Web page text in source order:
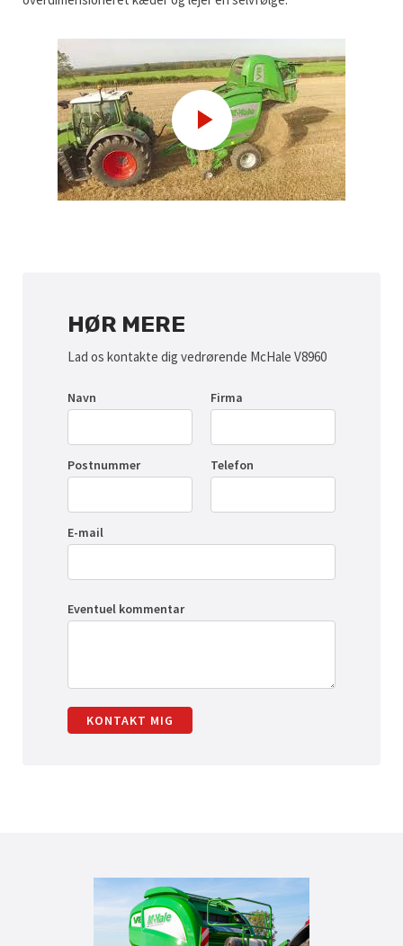
HØR MERE
Lad os kontakte dig vedrørende McHale V8960
Navn Firma
Postnummer Telefon
E-mail
Eventuel kommentar
KONTAKT MIG